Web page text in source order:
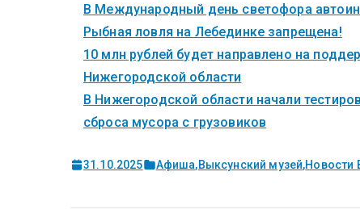
В Международный день светофора
Рыбная ловля на Лебединке запрещена!
10 млн рублей будет направлено на
Нижегородской области
В Нижегородской области начали
сброса мусора с грузовиков
31.10.2025 Афиша,Выксунский музей,Новости